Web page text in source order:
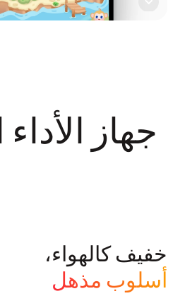
جهاز
خفيف كالهواء،
أسلوب مذهل